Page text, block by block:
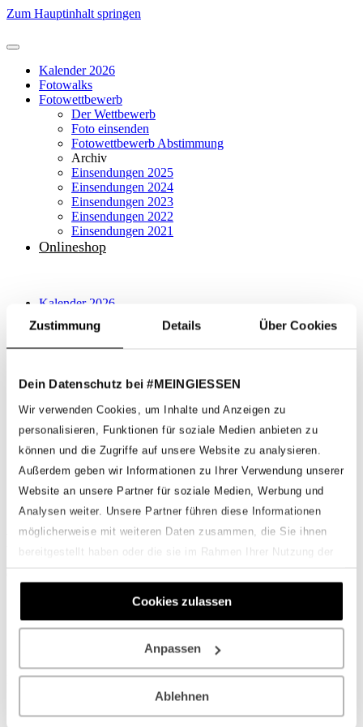
Zustimmung Details Über Cookies
Dein Datenschutz bei #MEINGIESSEN
Wir verwenden Cookies, um Inhalte und Anzeigen zu
personalisieren, Funktionen für soziale Medien anbieten zu
können und die Zugriffe auf unsere Website zu analysieren.
Außerdem geben wir Informationen zu Ihrer Verwendung unserer
Website an unsere Partner für soziale Medien, Werbung und
Analysen weiter. Unsere Partner führen diese Informationen
möglicherweise mit weiteren Daten zusammen, die Sie ihnen
bereitgestellt haben oder die sie im Rahmen Ihrer Nutzung der
Cookies zulassen
Anpassen
Ablehnen
Zum Hauptinhalt springen
Kalender 2026
Fotowalks
Fotowettbewerb
Der Wettbewerb
Foto einsenden
Fotowettbewerb Abstimmung
Archiv
Einsendungen 2025
Einsendungen 2024
Einsendungen 2023
Einsendungen 2022
Einsendungen 2021
Onlineshop
Kalender 2026
Fotowalks
Fotowettbewerb
Der Wettbewerb
Fotowettbewerb Abstimmung
Archiv
Einsendungen 2025
Einsendungen 2024
Einsendungen 2023
Einsendungen 2022
Einsendungen 2021
Onlineshop
Felix Hees
Weiter
Schreibe einen Kommentar
Du musstangemeldetsein, um einen Kommentar abzugeben.
Hackenberg